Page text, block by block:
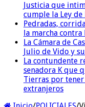
Justicia que
cumple la Ley de
Pedradas,
la marcha
La Cámara de
Julio de Vido y
La contundente
senadora K que
Tierras por tener
extranjeros